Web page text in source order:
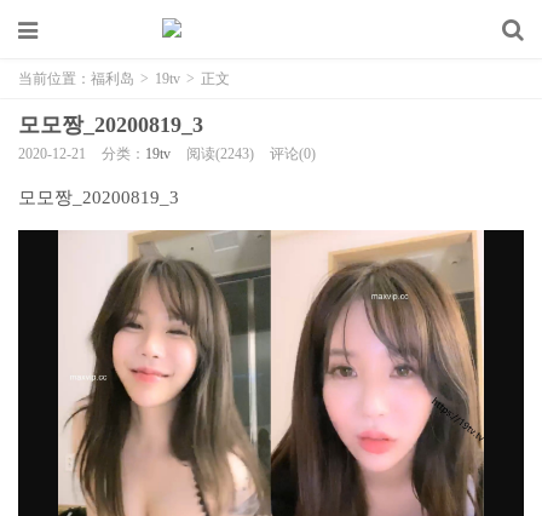
当前位置： 福利岛 > 19tv > 正文
모모짱_20200819_3
2020-12-21 分类： 19tv 阅读(2243) 评论(0)
모모짱_20200819_3